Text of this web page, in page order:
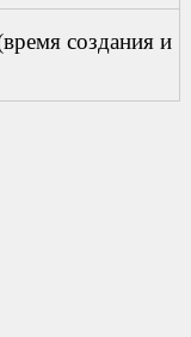
создания и